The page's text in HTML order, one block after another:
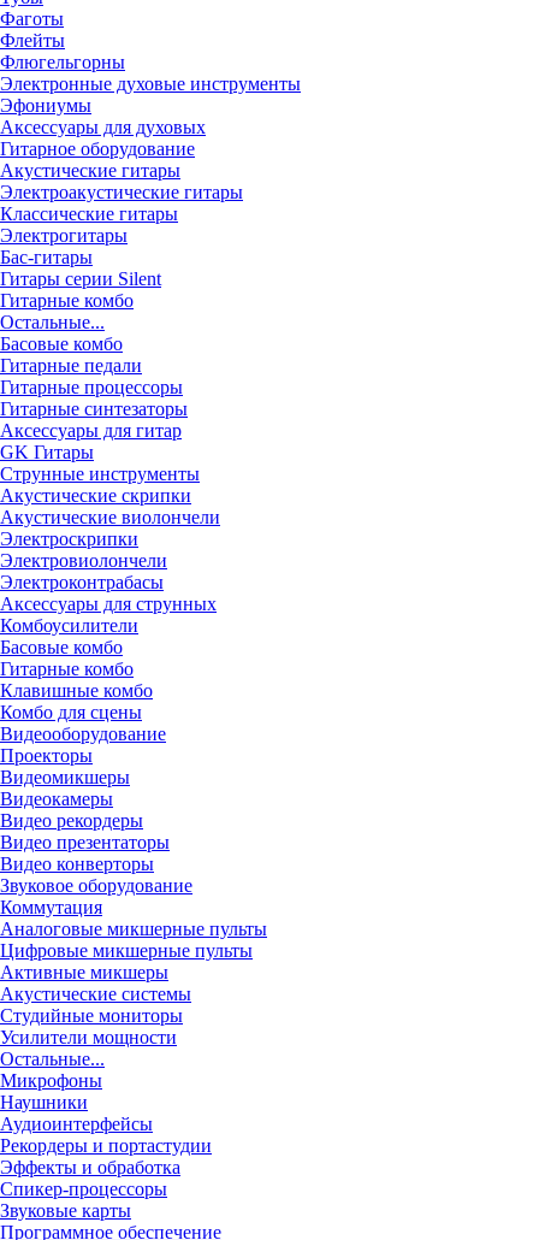
Фаготы
Флейты
Флюгельгорны
Электронные духовые инструменты
Эфониумы
Аксессуары для духовых
Гитарное оборудование
Акустические гитары
Электроакустические гитары
Классические гитары
Электрогитары
Бас-гитары
Гитары серии Silent
Гитарные комбо
Остальные...
Басовые комбо
Гитарные педали
Гитарные процессоры
Гитарные синтезаторы
Аксессуары для гитар
GK Гитары
Струнные инструменты
Акустические скрипки
Акустические виолончели
Электроскрипки
Электровиолончели
Электроконтрабасы
Аксессуары для струнных
Комбоусилители
Басовые комбо
Гитарные комбо
Клавишные комбо
Комбо для сцены
Видеооборудование
Проекторы
Видеомикшеры
Видеокамеры
Видео рекордеры
Видео презентаторы
Видео конверторы
Звуковое оборудование
Коммутация
Аналоговые микшерные пульты
Цифровые микшерные пульты
Активные микшеры
Акустические системы
Студийные мониторы
Усилители мощности
Остальные...
Микрофоны
Наушники
Аудиоинтерфейсы
Рекордеры и портастудии
Эффекты и обработка
Спикер-процессоры
Звуковые карты
Программное обеспечение